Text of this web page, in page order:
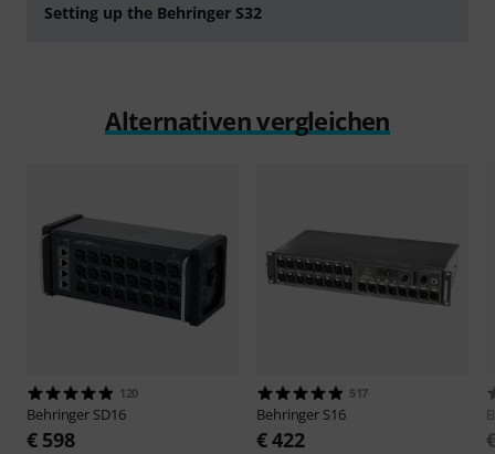
Setting up the Behringer S32
Alternativen vergleichen
120
Behringer SD16
€ 598
517
Behringer S16
€ 422